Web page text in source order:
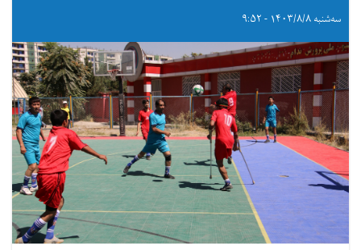
سه‌شنبه ۱۴۰۳/۸/۸ - ۹:۵۲